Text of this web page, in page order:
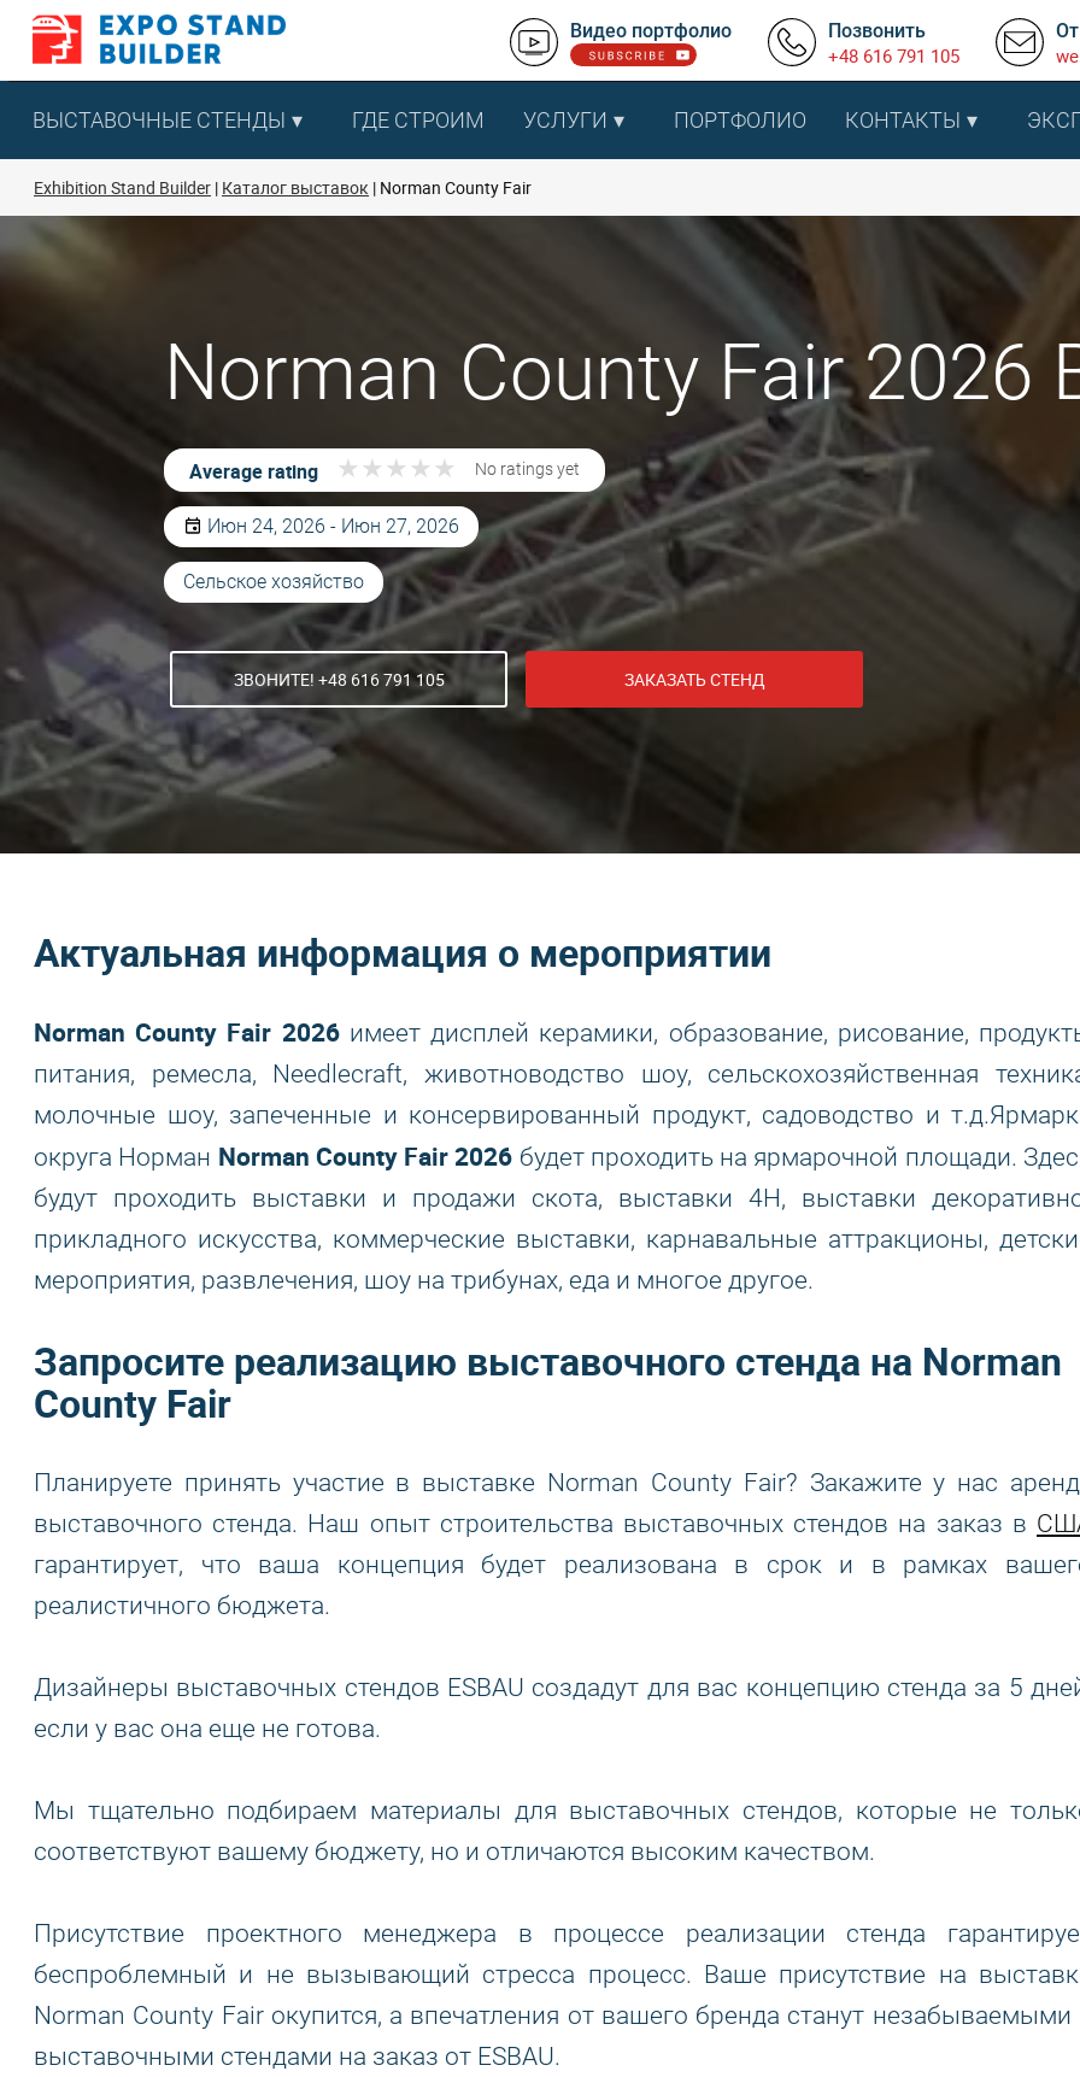
Перейти
содержанию
Видео портфолио Позвонить
+48 616 791 105
ВЫСТАВОЧНЫЕ СТЕНДЫ ГДЕ СТРОИМ УСЛУГИ ПОРТФОЛИО КОНТАКТЫ
Exhibition Stand Builder Каталог выставок Norman County Fair
Norman County Fair
Average rating ★ ★ ★ ★ ★
★ ★ ★ ★ ★ No ratings yet
Июн 24, 2026 - Июн 27, 2026
Сельское хозяйство
ЗВОНИТЕ! +48 616 791 105 ЗАКАЗАТЬ СТЕНД
Актуальная информация о мероприятии
Norman County Fair 2026имеет дисплей керамики, образование, рисование,
питания, ремесла, Needlecraft, животноводство шоу, сельскохозяйственная
молочные шоу, запеченные и консервированный продукт, садоводство и
округа Норман Norman County Fair 2026 будет проходить на ярмарочной площади.
будут проходить выставки и продажи скота, выставки 4H, выставки
прикладного искусства, коммерческие выставки, карнавальные аттракционы,
мероприятия, развлечения, шоу на трибунах, еда и многое другое.
Запросите реализацию выставочного стенда на Norman
County Fair
Планируете принять участие в выставке Norman County Fair? Закажите у нас
выставочного стенда. Наш опыт строительства выставочных стендов на заказ в
гарантирует, что ваша концепция будет реализована в срок и в рамках
реалистичного бюджета.
Дизайнеры выставочных стендов ESBAU создадут для вас концепцию стенда за 5
если у вас она еще не готова.
Мы тщательно подбираем материалы для выставочных стендов, которые не
соответствуют вашему бюджету, но и отличаются высоким качеством.
Присутствие проектного менеджера в процессе реализации стенда
беспроблемный и не вызывающий стресса процесс. Ваше присутствие на
Norman County Fair окупится, а впечатления от вашего бренда станут незабываемыми
выставочными стендами на заказ от ESBAU.